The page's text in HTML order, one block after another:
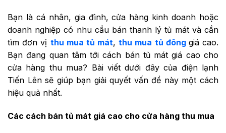
Bạn là cá nhân, gia đình, cửa hàng kinh doanh hoặc
doanh nghiệp có nhu cầu bán thanh lý tủ mát và cần
tìm đơn vị thu mua tủ mát,thu mua tủ đông giá cao.
Bạn đang quan tâm tới cách bán tủ mát giá cao cho
cửa hàng thu mua? Bài viết dưới đây của điện lạnh
Tiến Lên sẽ giúp bạn giải quyết vấn đề này một cách
hiệu quả nhất.
Các cách bán tủ mát giá cao cho cửa hàng thu mua